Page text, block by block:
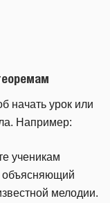
начать урок или
Например:
ученикам
объясняющий
мелодии.